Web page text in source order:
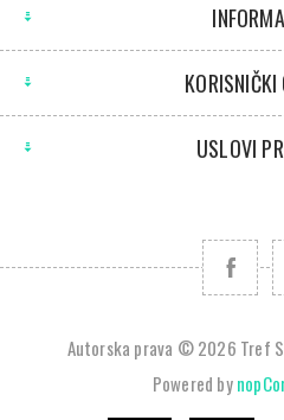
KORISNIČKI
USLOVI
Autorska prava © 2026 Tref
Powered by